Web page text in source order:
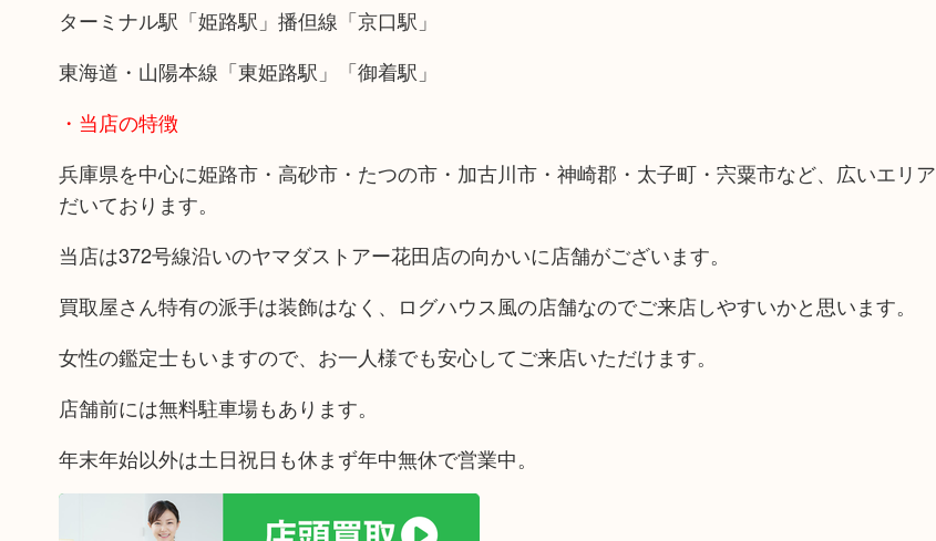
ターミナル駅「姫路駅」播但線「京口駅」
東海道・山陽本線「東姫路駅」「御着駅」
・当店の特徴
兵庫県を中心に姫路市・高砂市・たつの市・加古川市・神崎郡・太子町・宍粟市など、広いエリ
だいております。
当店は372号線沿いのヤマダストアー花田店の向かいに店舗がございます。
買取屋さん特有の派手は装飾はなく、ログハウス風の店舗なのでご来店しやすいかと思います。
女性の鑑定士もいますので、お一人様でも安心してご来店いただけます。
店舗前には無料駐車場もあります。
年末年始以外は土日祝日も休まず年中無休で営業中。